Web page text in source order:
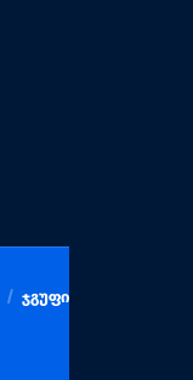
ჯგუფი